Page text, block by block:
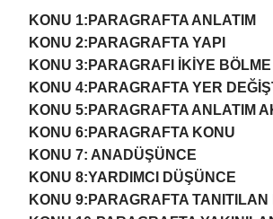
KONU 1:PARAGRAFTA ANLATIM
KONU 2:PARAGRAFTA YAPI
KONU 3:PARAGRAFI İKİYE BÖLME
KONU 4:PARAGRAFTA YER
KONU 5:PARAGRAFTA ANLATIM
KONU 6:PARAGRAFTA KONU
KONU 7: ANADÜŞÜNCE
KONU 8:YARDIMCI DÜŞÜNCE
KONU 9:PARAGRAFTA TANITILAN